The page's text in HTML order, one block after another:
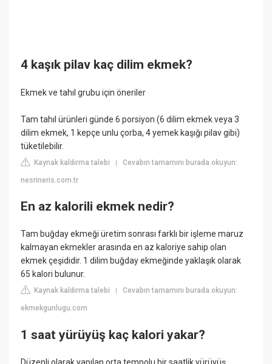
4 kaşık pilav kaç dilim ekmek?
Ekmek ve tahıl grubu için öneriler
Tam tahıl ürünleri günde 6 porsiyon (6 dilim ekmek veya 3
dilim ekmek, 1 kepçe unlu çorba, 4 yemek kaşığı pilav gibi)
tüketilebilir.
Kaynak kaldırma talebi |Cevabın tamamını burada okuyun:
nesrineris.com.tr
En az kalorili ekmek nedir?
Tam buğday ekmeği üretim sonrası farklı bir işleme maruz
kalmayan ekmekler arasında en az kaloriye sahip olan
ekmek çeşididir. 1 dilim buğday ekmeğinde yaklaşık olarak
65 kalori bulunur.
Kaynak kaldırma talebi |Cevabın tamamını burada okuyun:
ekmekgunlugu.com
1 saat yürüyüş kaç kalori yakar?